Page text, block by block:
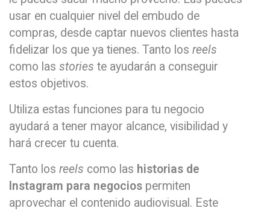
usar en cualquier nivel del embudo de
compras, desde captar nuevos clientes hasta
fidelizar los que ya tienes. Tanto los reels
como las stories te ayudarán a conseguir
estos objetivos.
Utiliza estas funciones para tu negocio
ayudará a tener mayor alcance, visibilidad y
hará crecer tu cuenta.
Tanto los reels como las historias de
Instagram para negocios permiten
aprovechar el contenido audiovisual. Este